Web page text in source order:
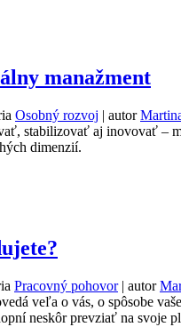
manažment
Osobný rozvoj | autor
stabilizovať aj inovovať –
dimenzií.
Pracovný pohovor | autor
veľa o vás, o spôsobe
neskôr prevziať na svoje